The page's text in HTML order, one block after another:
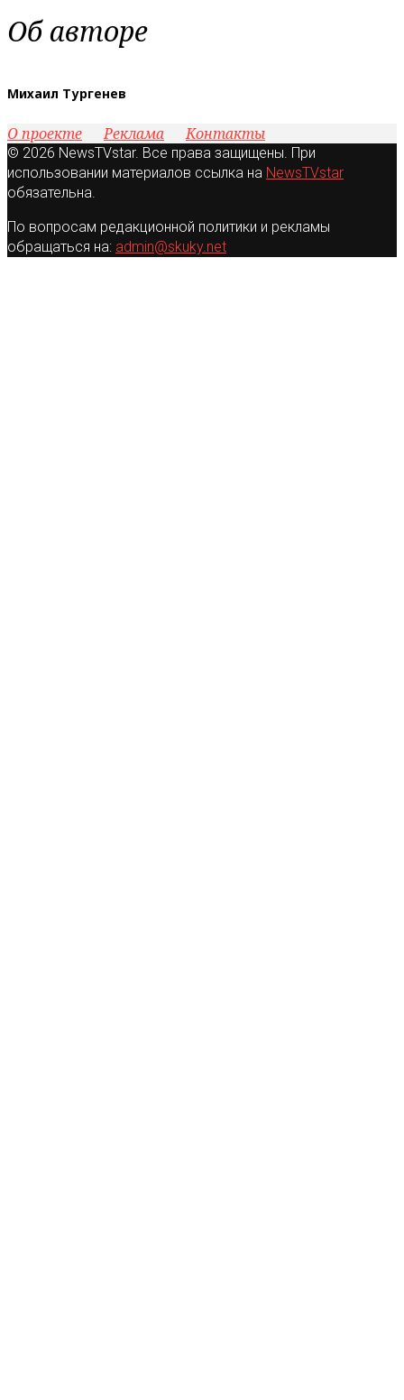
Об авторе
Михаил Тургенев
О проекте Реклама Контакты
© 2026 NewsTVstar. Все права защищены. При
использовании материалов ссылка на NewsTVstar
обязательна.
По вопросам редакционной политики и рекламы
обращаться на: admin@skuky.net